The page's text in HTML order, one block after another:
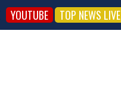
YOUTUBE TOP NEWS LIVE